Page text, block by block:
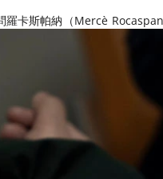
卡斯帕納（Mercè